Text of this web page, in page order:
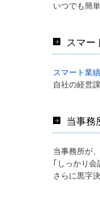
いつでも簡
スマー
スマート業
自社の経営
当事務
当事務所が
｢しっかり会
さらに黒字